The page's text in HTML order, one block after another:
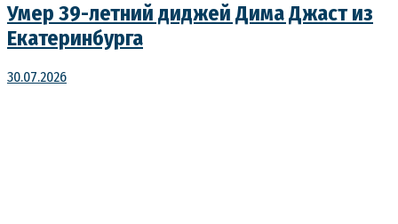
Умер 39-летний диджей Дима Джаст из
Екатеринбурга
30.07.2026